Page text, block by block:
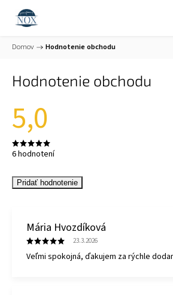
Domov / Hodnotenie obchodu
Hodnotenie obchodu
5,0
6 hodnotení
Pridať hodnotenie
Mária Hvozdíková
23.3.2026
Veľmi spokojná, ďakujem za rýchle